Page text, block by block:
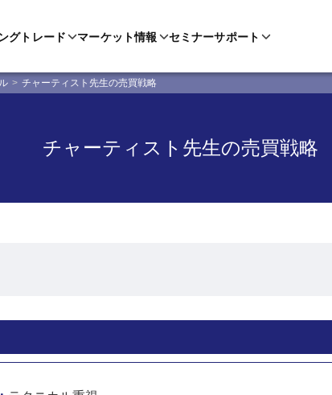
グトレード マーケット情報 セミナーサポート
チャーティスト先生の売買戦略
チャーティスト先生の売買戦略